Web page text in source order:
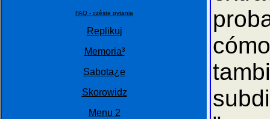
FAQ - czêste pytania
Replikuj
Memoria³
Sabota¿e
Skorowidz
Menu 2